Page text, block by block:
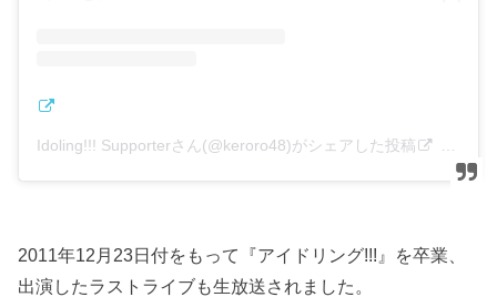
Idoling!!! Supporterさん(@keroro48)がシェアした投稿
2011年12月23日付をもって『アイドリング!!!』を卒業、
出演したラストライブも生放送されました。